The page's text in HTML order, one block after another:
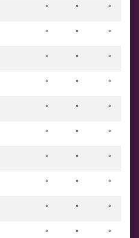
۰ ۰ ۰
۰ ۰ ۰
۰ ۰ ۰
۰ ۰ ۰
۰ ۰ ۰
۰ ۰ ۰
۰ ۰ ۰
۰ ۰ ۰
۰ ۰ ۰
۰ ۰ ۰